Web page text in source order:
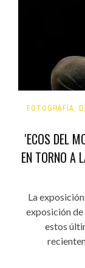
FOTOGRAFÍA,
'ECOS DEL
EN TORNO A
La
exposición
estos